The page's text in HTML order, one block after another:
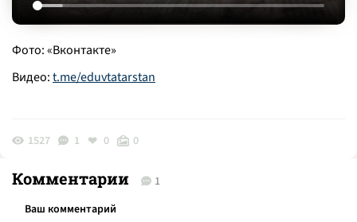
Фото: «Вконтакте»
Видео:t.me/eduvtatarstan
1527 1 0 0
Комментарии 1